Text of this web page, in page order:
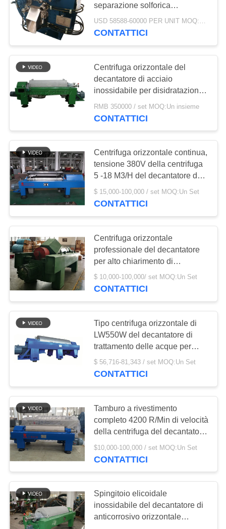
CASI
COMPANY
NEWS
MAPPA
DEL
SITO
PRIVACY
POLICY
separazione solforica
dell'ammoniaca
USD 58588-60000 PER UNIT MOQ:1 unità
CONTATTICI
Centrifuga orizzontale del
decantatore di acciaio
inossidabile per disidratazione
dei fanghi 450V
RMB 350000 / set MOQ:Un insieme
CONTATTICI
Centrifuga orizzontale continua,
tensione 380V della centrifuga
5 -18 M3/H del decantatore del
fango
$ 15,000-100,000 / set MOQ:Un Set
CONTATTICI
Centrifuga orizzontale
professionale del decantatore
per alto chiarimento di
separazione solido
$ 10,000-100,000/ set MOQ:Un Set
CONTATTICI
Tipo centrifuga orizzontale di
LW550W del decantatore di
trattamento delle acque per
disidratazione del fango
$ 56,716-81,343 / set MOQ:Un Set
CONTATTICI
Tamburo a rivestimento
completo 4200 R/Min di velocità
della centrifuga del decantatore
per chiarimento liquido
$10,000-100,000 / set MOQ:Un Set
CONTATTICI
Spingitoio elicoidale
inossidabile del decantatore di
anticorrosivo orizzontale